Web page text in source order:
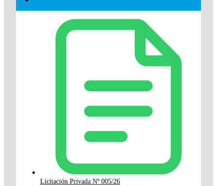
Licitación Privada Nº 005/26